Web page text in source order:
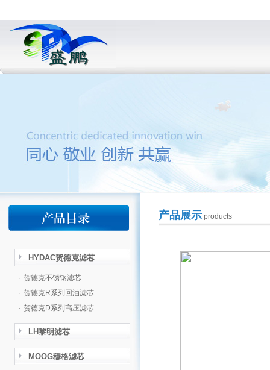
HYDAC贺德克滤芯
· 贺德克不锈钢滤芯
· 贺德克R系列回油滤芯
· 贺德克D系列高压滤芯
LH黎明滤芯
MOOG穆格滤芯
产品展示products